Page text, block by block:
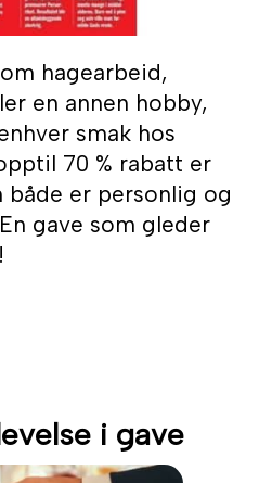
hagearbeid,
en annen hobby,
smak hos
70 % rabatt er
både er personlig og
gave som gleder
i gave